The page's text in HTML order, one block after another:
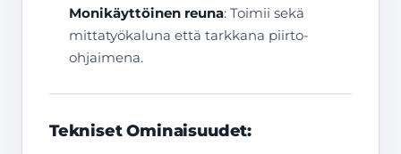
Monikäyttöinen reuna: Toimii sekä
mittatyökaluna että tarkkana piirto-
ohjaimena.
Tekniset Ominaisuudet: